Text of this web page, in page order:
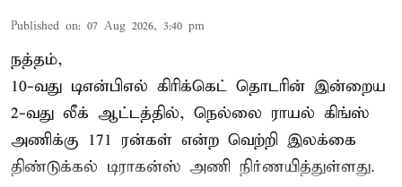
Published on: 07 Aug 2026, 3:40 pm
நத்தம்,
10-வது டிஎன்பிஎல் கிரிக்கெட் தொடரின் இன்றைய
2-வது லீக் ஆட்டத்தில், நெல்லை ராயல் கிங்ஸ்
அணிக்கு 171 ரன்கள் என்ற வெற்றி இலக்கை
திண்டுக்கல் டிராகன்ஸ் அணி நிர்ணயித்துள்ளது.